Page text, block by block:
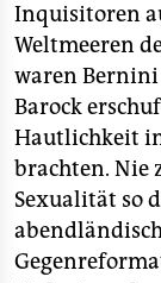
Inquisitoren
Weltmeeren
waren Bernini
Barock
Hautlichkeit
brachten. Nie
Sexualität so